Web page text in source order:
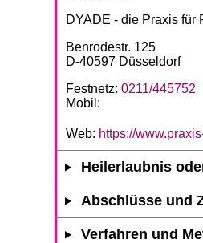
DYADE - die Praxis für
Benrodestr. 125
D-40597 Düsseldorf
Festnetz: 0211/445752
Mobil:
Web: https://
Heilerlaubnis
Abschlüsse und
Verfahren und